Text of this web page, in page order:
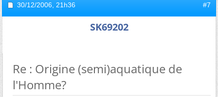
30/12/2006, 21h36 #7
SK69202
Re : Origine (semi)aquatique de
l'Homme?